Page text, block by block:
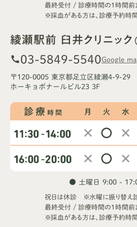
最終受付 / 診療時間の1時間前
※採血がある方は、診療予約時
綾瀬駅前 臼井クリニック
call03-5849-5540Google
〒120-0005 東京都足立区綾瀬4-9-29
ホーキョボナールビル23 3F
● 土曜日 9:00 -
祝日は休診 ※水曜に振り替え
最終受付 / 診療時間の1時間前
※採血がある方は、診療予約時